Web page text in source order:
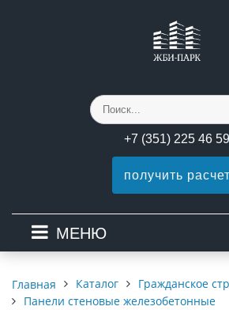
+7 (351) 225 46 59
получить расчет
МЕНЮ
Главная Каталог
Гражданское
Панели стеновые железобетонные